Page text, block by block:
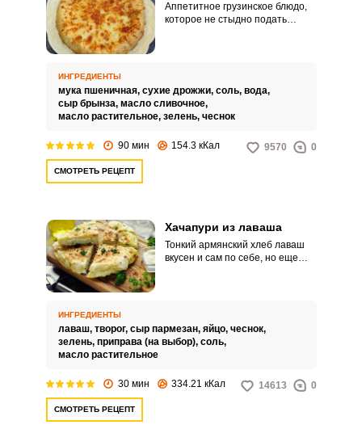
Аппетитное грузинское блюдо,
которое не стыдно подать
нужно лишь тщательно
следовать рецепту блюда.
ИНГРЕДИЕНТЫ
мука пшеничная, сухие дрожжи, соль, вода,
сыр брынза, масло сливочное,
масло растительное, зелень, чеснок
90 мин 154.3 кКал 9570 0
СМОТРЕТЬ РЕЦЕПТ
Хачапури из лаваша
Тонкий армянский хлеб лаваш
вкусен и сам по себе, но еще
масле, свернув хачапури
конвертиками наподобие наших
блинчиков. Этот вариант
сложных манипуляций с
ИНГРЕДИЕНТЫ
лаваш, творог, сыр пармезан, яйцо, чеснок,
зелень, приправа (на выбор), соль,
масло растительное
30 мин 334.21 кКал 14613 0
СМОТРЕТЬ РЕЦЕПТ